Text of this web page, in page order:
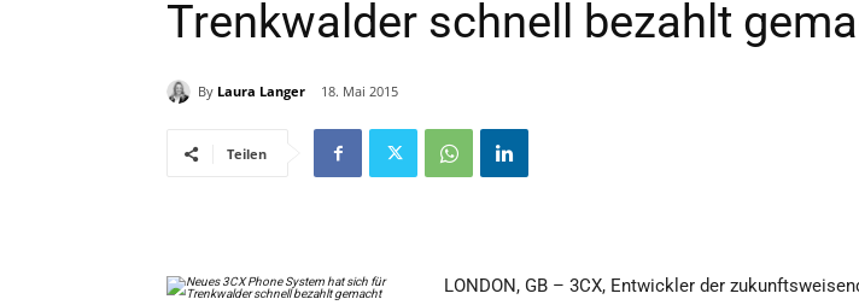
Trenkwalder schnell bezahlt
By Laura Langer 18. Mai 2015
Teilen
LONDON, GB – 3CX, Entwickler der